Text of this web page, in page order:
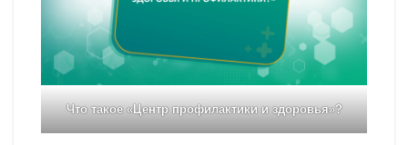
Что такое «Центр профилактики и здоровья»?